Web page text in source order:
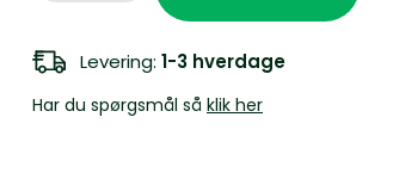
Levering: 1-3 hverdage
Har du spørgsmål så klik her